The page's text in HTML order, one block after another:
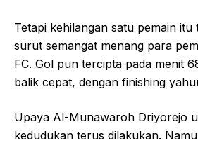
Tetapi kehilangan satu pemain itu
surut semangat menang para
FC. Gol pun tercipta pada menit
balik cepat, dengan finishing
Upaya Al-Munawaroh Driyorejo
kedudukan terus dilakukan.